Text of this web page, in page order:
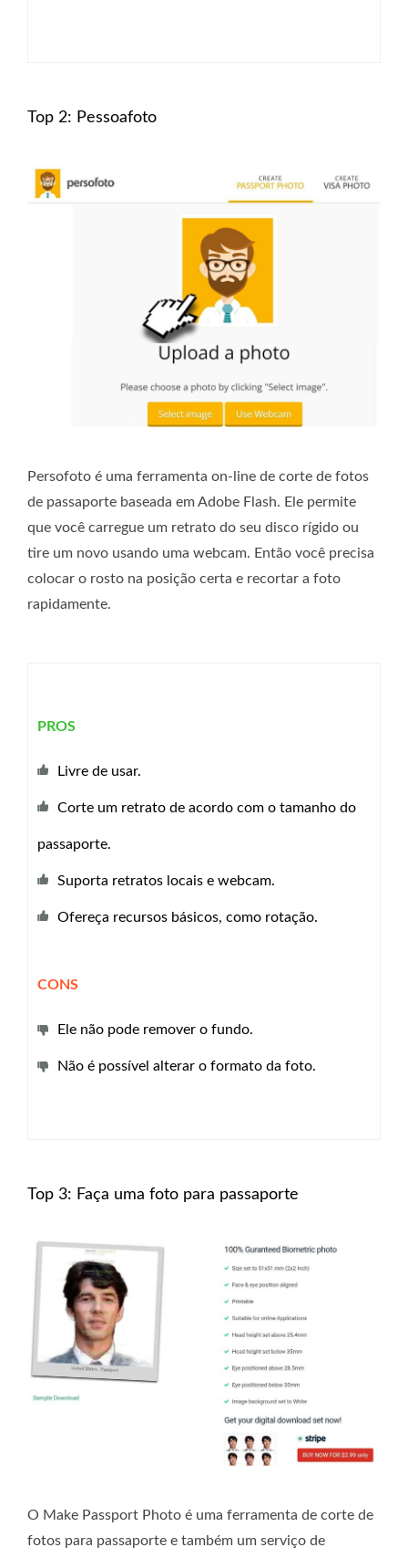
Top 2: Pessoafoto
Persofoto é uma ferramenta on-line de corte de fotos
de passaporte baseada em Adobe Flash. Ele permite
que você carregue um retrato do seu disco rígido ou
tire um novo usando uma webcam. Então você precisa
colocar o rosto na posição certa e recortar a foto
rapidamente.
PROS
Livre de usar.
Corte um retrato de acordo com o tamanho do
passaporte.
Suporta retratos locais e webcam.
Ofereça recursos básicos, como rotação.
CONS
Ele não pode remover o fundo.
Não é possível alterar o formato da foto.
Top 3: Faça uma foto para passaporte
O Make Passport Photo é uma ferramenta de corte de
fotos para passaporte e também um serviço de